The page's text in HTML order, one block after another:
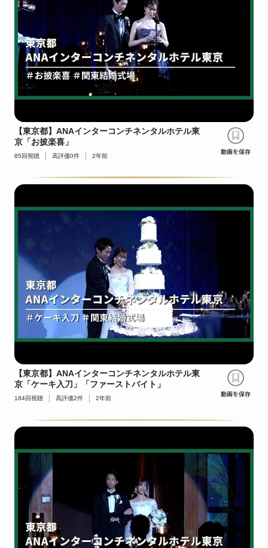
【東京都】ANAインターコンチネンタルホテル東
京「お披楽喜」
85回視聴 高評価0件 2年前
【東京都】ANAインターコンチネンタルホテル東
京「ケーキ入刀」「ファーストバイト」
184回視聴 高評価2件 2年前